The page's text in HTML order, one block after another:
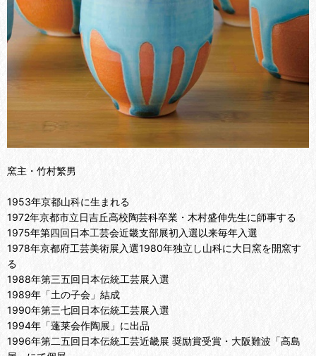
窯主・竹村繁男
1953年京都山科に生まれる
1972年京都市立日吉丘高校陶芸科卒業・木村盛伸先生に師事する
1975年第四回日本工芸会近畿支部展初入選以来毎年入選
1978年京都府工芸美術展入選1980年独立し山科に大日窯を開窯す
る
1988年第三五回日本伝統工芸展入選
1989年「土の子会」結成
1990年第三七回日本伝統工芸展入選
1994年「蓬莱会作陶展」に出品
1996年第二五回日本伝統工芸近畿展 奨励賞受賞・大阪難波「高島